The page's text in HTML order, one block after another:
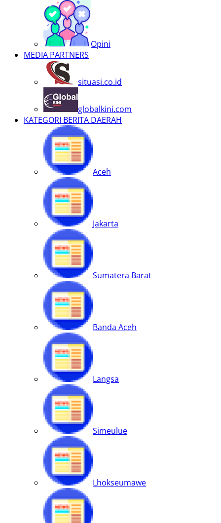
Opini
MEDIA PARTNERS
situasi.co.id
globalkini.com
KATEGORI BERITA DAERAH
Aceh
Jakarta
Sumatera Barat
Banda Aceh
Langsa
Simeulue
Lhokseumawe